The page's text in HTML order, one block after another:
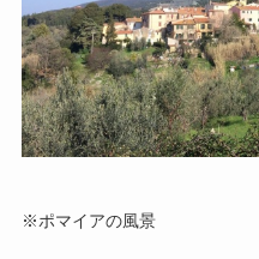
※ポマイアの風景